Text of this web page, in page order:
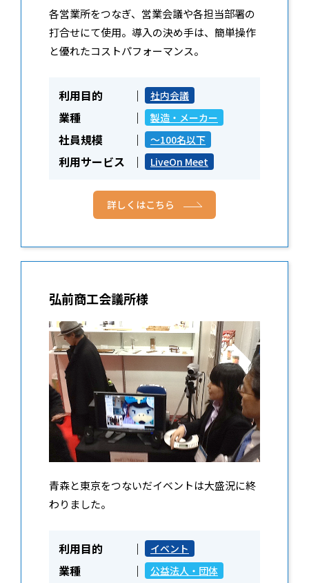
各営業所をつなぎ、営業会議や各担当部署の
打合せにて使用。導入の決め手は、簡単操作
と優れたコストパフォーマンス。
利用目的 社内会議
業種 製造・メーカー
社員規模 ～100名以下
利用サービス LiveOn Meet
詳しくはこちら
弘前商工会議所様
青森と東京をつないだイベントは大盛況に終
わりました。
利用目的 イベント
業種 公益法人・団体